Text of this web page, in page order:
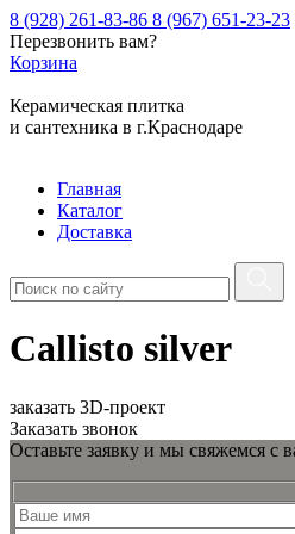
8 (928) 261-83-86 8 (967) 651-23-23
Перезвонить вам?
Корзина
Керамическая плитка
и сантехника в г.Краснодаре
Главная
Каталог
Доставка
Callisto silver
заказать 3D-проект
Заказать звонок
Оставьте заявку и мы свяжемся с